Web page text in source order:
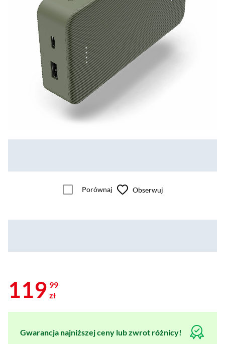
Porównaj Obserwuj
119 99
zł
Gwarancja najniższej ceny lub zwrot różnicy!